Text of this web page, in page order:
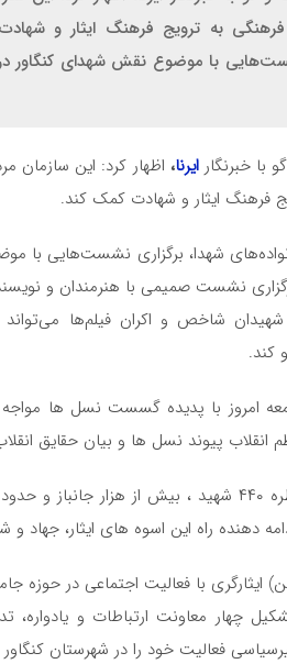
فرهنگی به ترویج فرهنگ ایثار و
با موضوع نقش شهدای
با خبرنگارایرنا، اظهار کرد: این سازمان
فرهنگ ایثار و شهادت کمک کند.
شهدا، برگزاری نشست‌هایی با
نشست صمیمی با هنرمندان و
شهیدان شاخص و اکران فیلم‌ها
کند.
امروز با پدیده گسست نسل ها
انقلاب پیوند نسل ها و بیان حقایق
دهنده راه این اسوه های ایثار، جهاد و
چهار معاونت ارتباطات و
فعالیت خود را در شهرستان